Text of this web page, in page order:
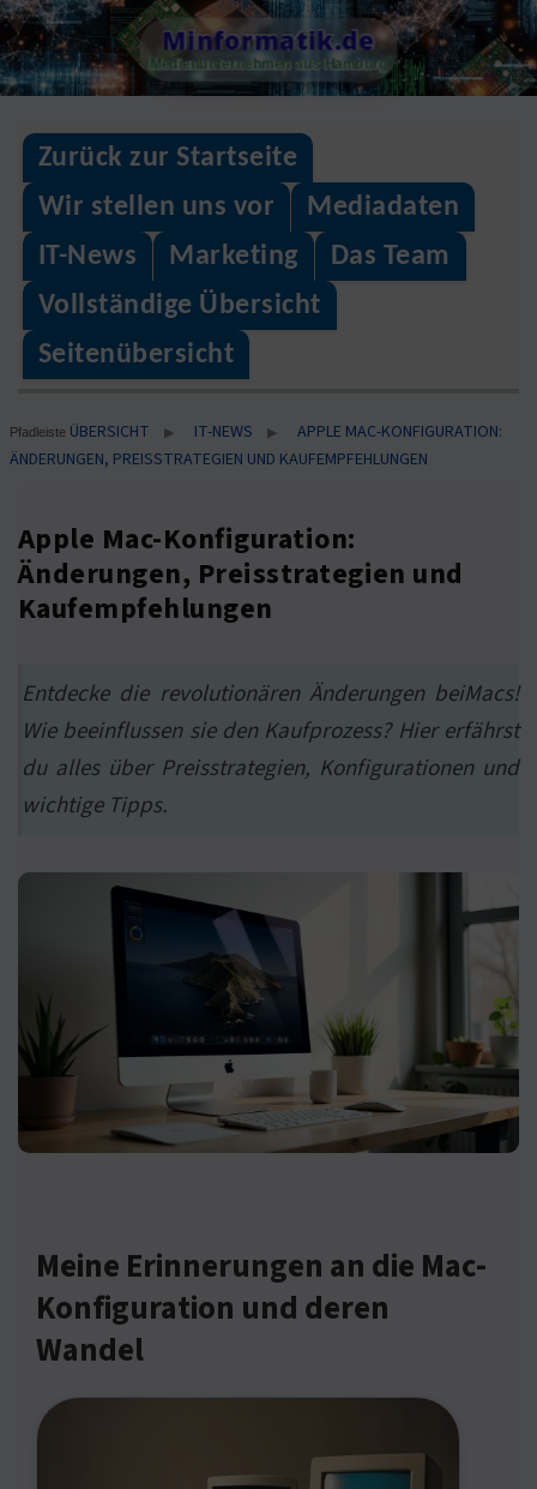
Skip
to
content
Minformatik.de
Medienunternehmen aus Hamburg
Zurück zur Startseite
Wir stellen uns vor
Mediadaten
IT-News
Marketing
Das Team
Vollständige Übersicht
Seitenübersicht
Pfadleiste ÜBERSICHT ▶ IT-NEWS ▶
APPLE MAC-KONFIGURATION:
ÄNDERUNGEN, PREISSTRATEGIEN UND KAUFEMPFEHLUNGEN
Apple Mac-Konfiguration:
Änderungen, Preisstrategien und
Kaufempfehlungen
Entdecke die revolutionären Änderungen beiMacs!
Wie beeinflussen sie den Kaufprozess? Hier erfährst
du alles über Preisstrategien, Konfigurationen und
wichtige Tipps.
Meine Erinnerungen an die Mac-
Konfiguration und deren
Wandel